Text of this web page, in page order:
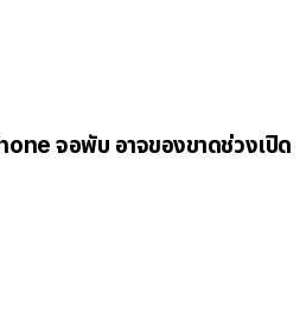
จอพับ อาจของขาดช่วงเปิด